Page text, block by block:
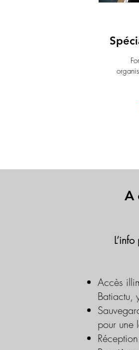
Accès
Batiactu,
pour une